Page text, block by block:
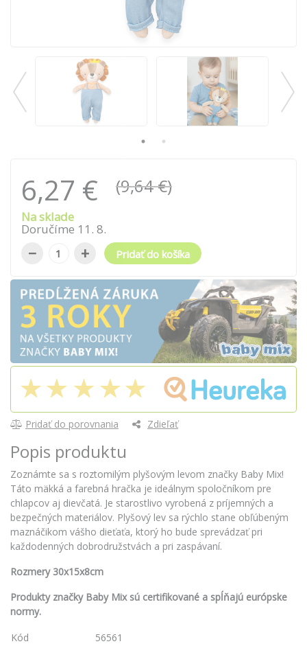
6,27 € (9,64 €)
Na sklade
Doručíme 11 . 8.
− + Pridať do košíka
Pridať do porovnania Zdieľať
Popis produktu
Zoznámte sa s roztomilým plyšovým levom značky Baby Mix!
Táto mäkká a farebná hračka je ideálnym spoločníkom pre
chlapcov aj dievčatá. Je starostlivo vyrobená z príjemných a
bezpečných materiálov. Plyšový lev sa rýchlo stane obľúbeným
maznáčikom vášho dieťaťa, ktorý ho bude sprevádzať pri
každodenných dobrodružstvách a pri zaspávaní.
Rozmery 30x15x8cm
Produkty značky Baby Mix sú certifikované a spĺňajú európske
normy.
Kód
56561